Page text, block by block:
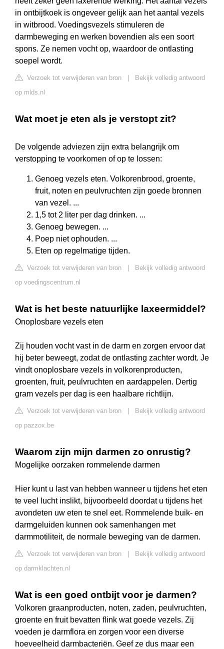
in ontbijtkoek is ongeveer gelijk aan het aantal vezels
in witbrood. Voedingsvezels stimuleren de
darmbeweging en werken bovendien als een soort
spons. Ze nemen vocht op, waardoor de ontlasting
soepel wordt.
Verzoek tot verwijderen van bron
Bekijk volledig antwoord
op mlds.nl
Wat moet je eten als je verstopt zit?
De volgende adviezen zijn extra belangrijk om
verstopping te voorkomen of op te lossen:
Genoeg vezels eten. Volkorenbrood, groente,
fruit, noten en peulvruchten zijn goede bronnen
van vezel. ...
1,5 tot 2 liter per dag drinken. ...
Genoeg bewegen. ...
Poep niet ophouden. ...
Eten op regelmatige tijden.
Verzoek tot verwijderen van bron
Bekijk volledig antwoord
op voedingscentrum.nl
Wat is het beste natuurlijke laxeermiddel?
Onoplosbare vezels eten
Zij houden vocht vast in de darm en zorgen ervoor dat
hij beter beweegt, zodat de ontlasting zachter wordt. Je
vindt onoplosbare vezels in volkorenproducten,
groenten, fruit, peulvruchten en aardappelen. Dertig
gram vezels per dag is een haalbare richtlijn.
Verzoek tot verwijderen van bron
Bekijk volledig antwoord
op pazzox.be
Waarom zijn mijn darmen zo onrustig?
Mogelijke oorzaken rommelende darmen
Hier kunt u last van hebben wanneer u tijdens het eten
te veel lucht inslikt, bijvoorbeeld doordat u tijdens het
avondeten uw eten te snel eet. Rommelende buik- en
darmgeluiden kunnen ook samenhangen met
darmmotiliteit, de normale beweging van de darmen.
Verzoek tot verwijderen van bron
Bekijk volledig antwoord
op darmklachten.nl
Wat is een goed ontbijt voor je darmen?
Volkoren graanproducten, noten, zaden, peulvruchten,
groente en fruit bevatten flink wat goede vezels. Zij
voeden je darmflora en zorgen voor een diverse
hoeveelheid darmbacteriën. Geef ze dus maar een